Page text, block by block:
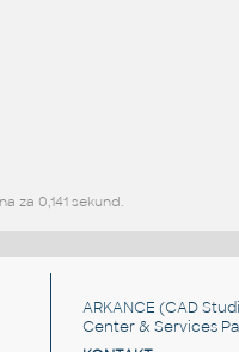
za 0,141 sekund.
ARKANCE (CAD
Center & Services